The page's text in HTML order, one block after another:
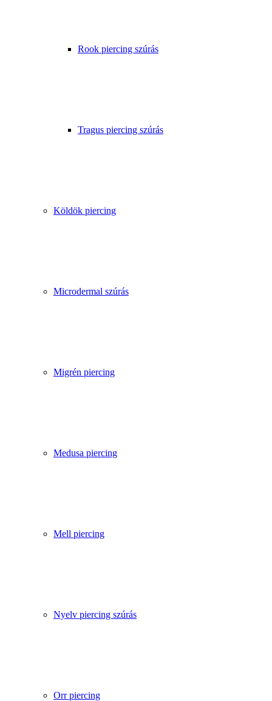
Rook piercing szúrás
Tragus piercing szúrás
Köldök piercing
Microdermal szúrás
Migrén piercing
Medusa piercing
Mell piercing
Nyelv piercing szúrás
Orr piercing